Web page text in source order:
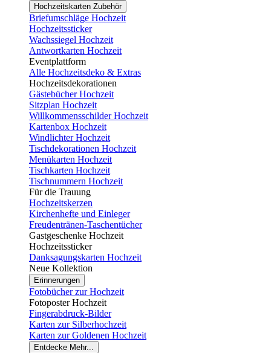
Hochzeitskarten Zubehör
Briefumschläge Hochzeit
Hochzeitssticker
Wachssiegel Hochzeit
Antwortkarten Hochzeit
Eventplattform
Alle Hochzeitsdeko & Extras
Hochzeitsdekorationen
Gästebücher Hochzeit
Sitzplan Hochzeit
Willkommensschilder Hochzeit
Kartenbox Hochzeit
Windlichter Hochzeit
Tischdekorationen Hochzeit
Menükarten Hochzeit
Tischkarten Hochzeit
Tischnummern Hochzeit
Für die Trauung
Hochzeitskerzen
Kirchenhefte und Einleger
Freudentränen-Taschentücher
Gastgeschenke Hochzeit
Hochzeitssticker
Danksagungskarten Hochzeit
Neue Kollektion
Erinnerungen
Fotobücher zur Hochzeit
Fotoposter Hochzeit
Fingerabdruck-Bilder
Karten zur Silberhochzeit
Karten zur Goldenen Hochzeit
Entdecke Mehr...